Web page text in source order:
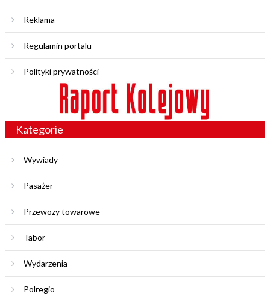
Reklama
Regulamin portalu
Polityki prywatności
Kategorie
Wywiady
Pasażer
Przewozy towarowe
Tabor
Wydarzenia
Polregio